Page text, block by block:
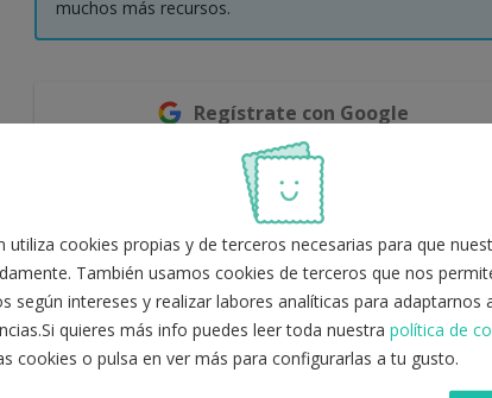
muchos más recursos.
Regístrate con Google
O
Registro con correo electrónico
utiliza cookies propias y de terceros necesarias para que
También usamos cookies de terceros que nos
según intereses y realizar labores analíticas para adaptarnos
quieres más info puedes leer toda nuestra política de
cookies o pulsa en ver más para configurarlas a tu gusto.